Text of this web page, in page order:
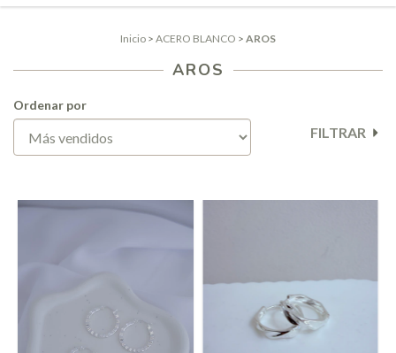
Inicio > ACERO BLANCO > AROS
AROS
Ordenar por
FILTRAR